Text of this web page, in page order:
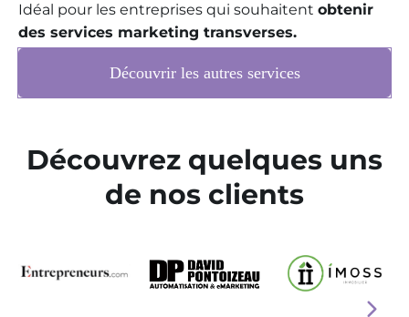
Idéal pour les entreprises qui souhaitent obtenir
des services marketing transverses.
Découvrir les autres services
Découvrez quelques uns
de nos clients